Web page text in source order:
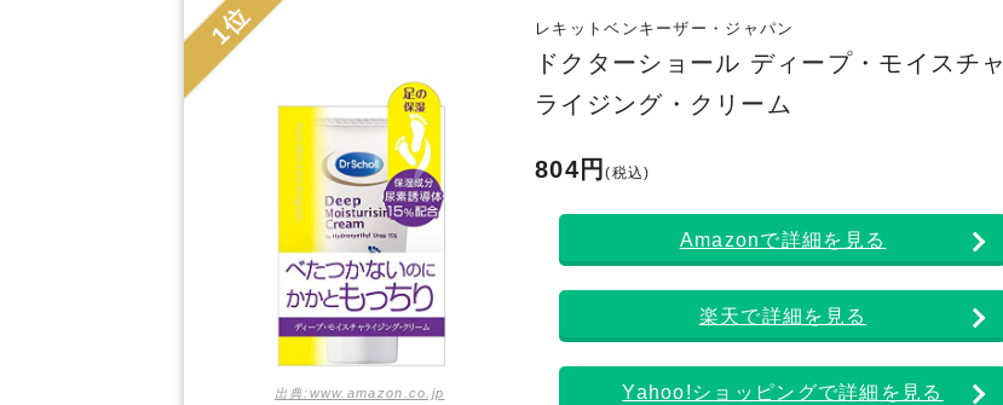
1位
出典:www.amazon.co.jp
レキットベンキーザー・ジャパン
ドクターショール ディープ・モイスチャ
ライジング・クリーム
804円(税込)
Amazonで詳細を見る
楽天で詳細を見る
Yahoo!ショッピングで詳細を見る